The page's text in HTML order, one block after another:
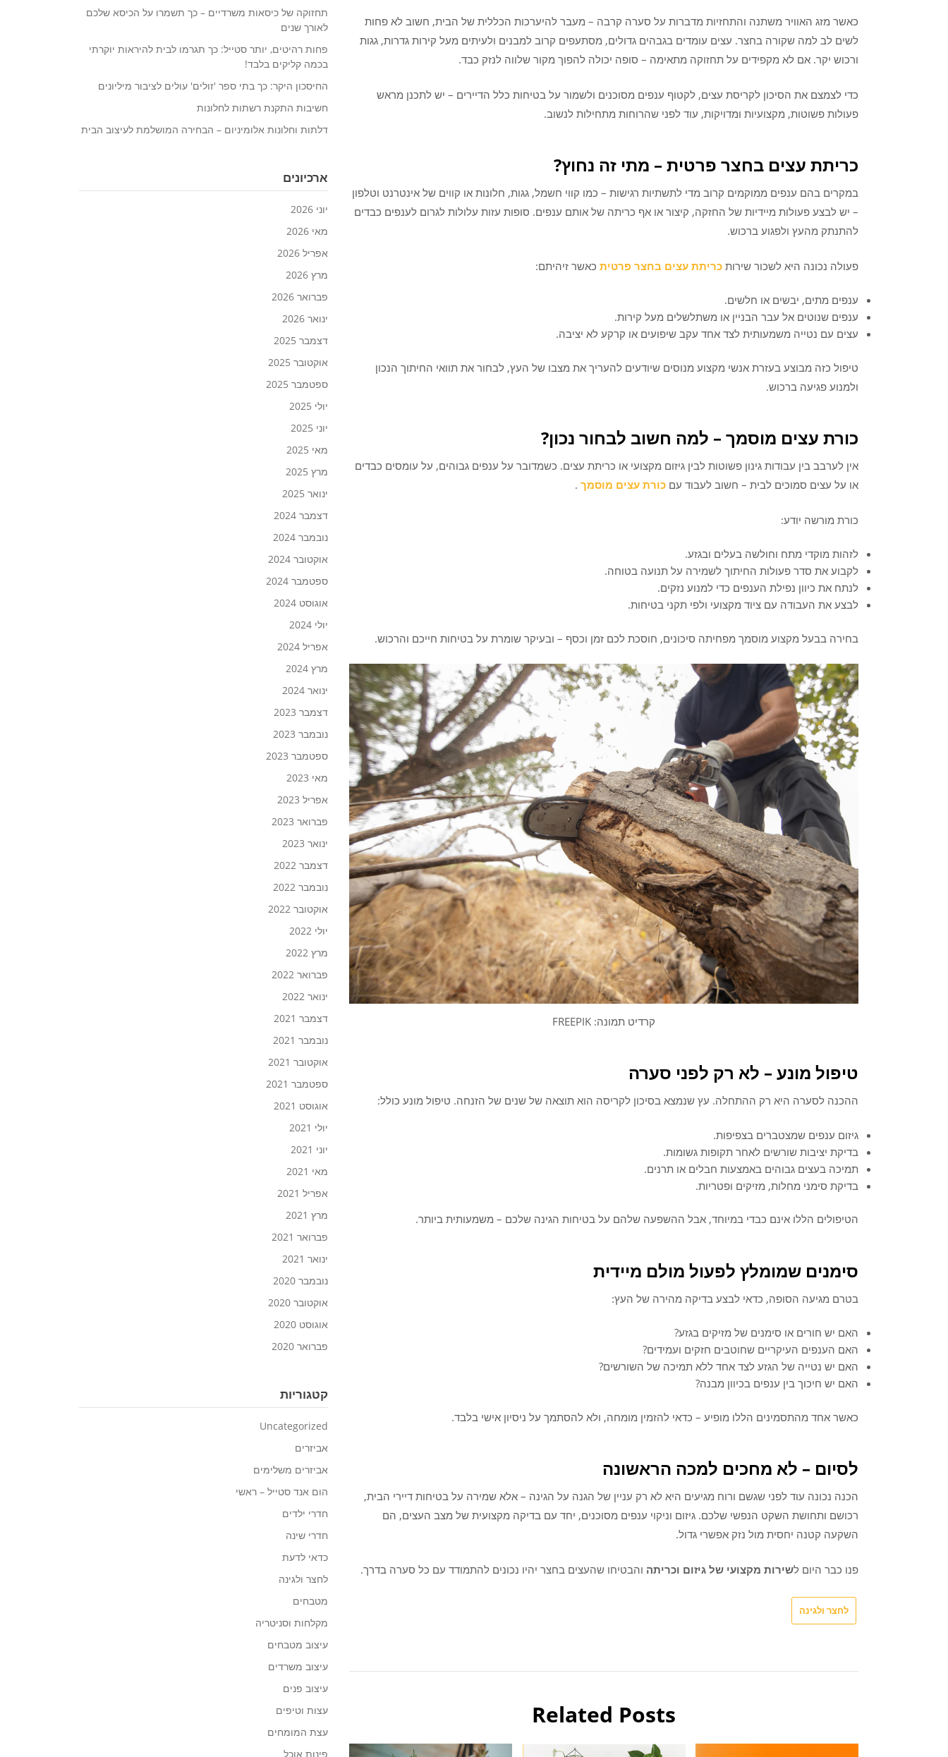
כאשר מזג האוויר משתנה והתחזיות מדברות על סערה קרבה – מעבר להיערכות הכללית של הבית, חשוב לא פחות
לשים לב למה שקורה בחצר. עצים עומדים בגבהים גדולים, מסתעפים קרוב למבנים ולעיתים מעל קירות גדרות, גגות
ורכוש יקר. אם לא מקפידים על תחזוקה מתאימה – סופה יכולה להפוך מקור שלווה לנזק כבד.
כדי לצמצם את הסיכון לקריסת עצים, לקטוף ענפים מסוכנים ולשמור על בטיחות כלל הדיירים – יש לתכנן מראש
פעולות פשוטות, מקצועיות ומדויקות, עוד לפני שהרוחות מתחילות לנשוב.
כריתת עצים בחצר פרטית – מתי זה נחוץ?
במקרים בהם ענפים ממוקמים קרוב מדי לתשתיות רגישות – כמו קווי חשמל, גגות, חלונות או קווים של אינטרנט וטלפון
– יש לבצע פעולות מיידיות של החזקה, קיצור או אף כריתה של אותם ענפים. סופות עזות עלולות לגרום לענפים כבדים
להתנתק מהעץ ולפגוע ברכוש.
פעולה נכונה היא לשכור שירות כריתת עצים בחצר פרטית כאשר זיהיתם:
ענפים מתים, יבשים או חלשים.
ענפים שנוטים אל עבר הבניין או משתלשלים מעל קירות.
עצים עם נטייה משמעותית לצד אחד עקב שיפועים או קרקע לא יציבה.
טיפול כזה מבוצע בעזרת אנשי מקצוע מנוסים שיודעים להעריך את מצבו של העץ, לבחור את תוואי החיתוך הנכון
ולמנוע פגיעה ברכוש.
כורת עצים מוסמך – למה חשוב לבחור נכון?
אין לערבב בין עבודות גינון פשוטות לבין גיזום מקצועי או כריתת עצים. כשמדובר על ענפים גבוהים, על עומסים כבדים
או על עצים סמוכים לבית – חשוב לעבוד עם כורת עצים מוסמך .
כורת מורשה יודע:
לזהות מוקדי מתח וחולשה בעלים ובגזע.
לקבוע את סדר פעולות החיתוך לשמירה על תנועה בטוחה.
לנתח את כיוון נפילת הענפים כדי למנוע נזקים.
לבצע את העבודה עם ציוד מקצועי ולפי תקני בטיחות.
בחירה בבעל מקצוע מוסמך מפחיתה סיכונים, חוסכת לכם זמן וכסף – ובעיקר שומרת על בטיחות חייכם והרכוש.
קרדיט תמונה: FREEPIK
טיפול מונע – לא רק לפני סערה
ההכנה לסערה היא רק ההתחלה. עץ שנמצא בסיכון לקריסה הוא תוצאה של שנים של הזנחה. טיפול מונע כולל:
גיזום ענפים שמצטברים בצפיפות.
בדיקת יציבות שורשים לאחר תקופות גשומות.
תמיכה בעצים גבוהים באמצעות חבלים או תרנים.
בדיקת סימני מחלות, מזיקים ופטריות.
הטיפולים הללו אינם כבדי במיוחד, אבל ההשפעה שלהם על בטיחות הגינה שלכם – משמעותית ביותר.
סימנים שמומלץ לפעול מולם מיידית
בטרם מגיעה הסופה, כדאי לבצע בדיקה מהירה של העץ:
האם יש חורים או סימנים של מזיקים בגזע?
האם הענפים העיקריים שחוטבים חזקים ועמידים?
האם יש נטייה של הגזע לצד אחד ללא תמיכה של השורשים?
האם יש חיכוך בין ענפים בכיוון מבנה?
כאשר אחד מהתסמינים הללו מופיע – כדאי להזמין מומחה, ולא להסתמך על ניסיון אישי בלבד.
לסיום – לא מחכים למכה הראשונה
הכנה נכונה עוד לפני שגשם ורוח מגיעים היא לא רק עניין של הגנה על הגינה – אלא שמירה על בטיחות דיירי הבית,
רכושם ותחושת השקט הנפשי שלכם. גיזום וניקוי ענפים מסוכנים, יחד עם בדיקה מקצועית של מצב העצים, הם
השקעה קטנה יחסית מול נזק אפשרי גדול.
פנו כבר היום לשירות מקצועי של גיזום וכריתה והבטיחו שהעצים בחצר יהיו נכונים להתמודד עם כל סערה בדרך.
לחצר ולגינה
Related Posts
תחזוקה של כיסאות משרדיים – כך תשמרו על הכיסא שלכם
לאורך שנים
פחות רהיטים, יותר סטייל: כך תגרמו לבית להיראות יוקרתי
בכמה קליקים בלבד!
החיסכון היקר: כך בתי ספר 'זולים' עולים לציבור מיליונים
חשיבות התקנת רשתות לחלונות
דלתות וחלונות אלומיניום – הבחירה המושלמת לעיצוב הבית
ארכיונים
יוני 2026
מאי 2026
אפריל 2026
מרץ 2026
פברואר 2026
ינואר 2026
דצמבר 2025
אוקטובר 2025
ספטמבר 2025
יולי 2025
יוני 2025
מאי 2025
מרץ 2025
ינואר 2025
דצמבר 2024
נובמבר 2024
אוקטובר 2024
ספטמבר 2024
אוגוסט 2024
יולי 2024
אפריל 2024
מרץ 2024
ינואר 2024
דצמבר 2023
נובמבר 2023
ספטמבר 2023
מאי 2023
אפריל 2023
פברואר 2023
ינואר 2023
דצמבר 2022
נובמבר 2022
אוקטובר 2022
יולי 2022
מרץ 2022
פברואר 2022
ינואר 2022
דצמבר 2021
נובמבר 2021
אוקטובר 2021
ספטמבר 2021
אוגוסט 2021
יולי 2021
יוני 2021
מאי 2021
אפריל 2021
מרץ 2021
פברואר 2021
ינואר 2021
נובמבר 2020
אוקטובר 2020
אוגוסט 2020
פברואר 2020
קטגוריות
Uncategorized
אביזרים
אביזרים משלימים
הום אנד סטייל – ראשי
חדרי ילדים
חדרי שינה
כדאי לדעת
לחצר ולגינה
מטבחים
מקלחות וסניטריה
עיצוב מטבחים
עיצוב משרדים
עיצוב פנים
עצות וטיפים
עצת המומחים
פינות אוכל